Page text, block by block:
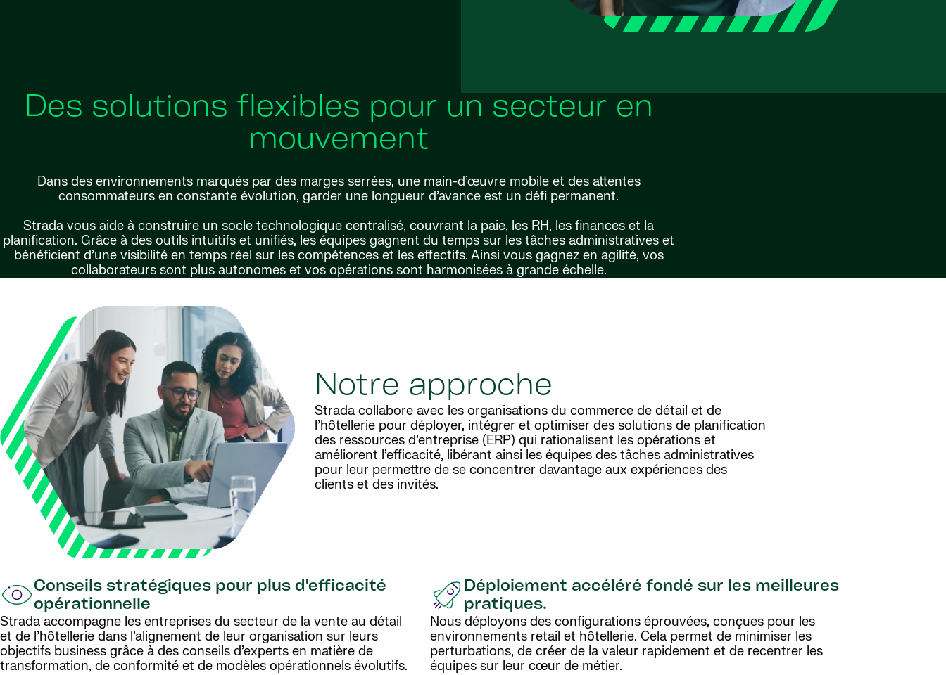
Des solutions flexibles pour un secteur en
mouvement
Dans des environnements marqués par des marges serrées, une main-d’œuvre mobile et des attentes
consommateurs en constante évolution, garder une longueur d’avance est un défi permanent.
Strada vous aide à construire un socle technologique centralisé, couvrant la paie, les RH, les finances et la
planification. Grâce à des outils intuitifs et unifiés, les équipes gagnent du temps sur les tâches administratives et
bénéficient d’une visibilité en temps réel sur les compétences et les effectifs. Ainsi vous gagnez en agilité, vos
collaborateurs sont plus autonomes et vos opérations sont harmonisées à grande échelle.
Notre approche
Strada collabore avec les organisations du commerce de détail et de
l’hôtellerie pour déployer, intégrer et optimiser des solutions de planification
des ressources d’entreprise (ERP) qui rationalisent les opérations et
améliorent l’efficacité, libérant ainsi les équipes des tâches administratives
pour leur permettre de se concentrer davantage aux expériences des
clients et des invités.
Conseils stratégiques pour plus d'efficacité
opérationnelle
Strada accompagne les entreprises du secteur de la vente au détail
et de l’hôtellerie dans l’alignement de leur organisation sur leurs
objectifs business grâce à des conseils d’experts en matière de
transformation, de conformité et de modèles opérationnels évolutifs.
Déploiement accéléré fondé sur les meilleures
pratiques.
Nous déployons des configurations éprouvées, conçues pour les
environnements retail et hôtellerie. Cela permet de minimiser les
perturbations, de créer de la valeur rapidement et de recentrer les
équipes sur leur cœur de métier.